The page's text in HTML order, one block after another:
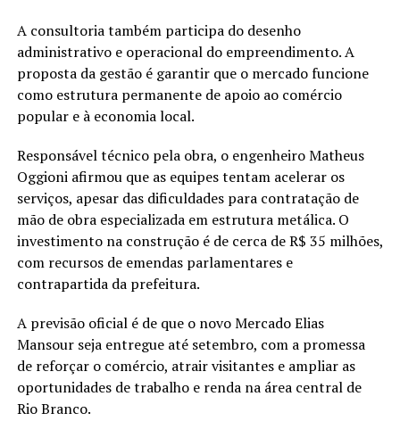
A consultoria também participa do desenho
administrativo e operacional do empreendimento. A
proposta da gestão é garantir que o mercado funcione
como estrutura permanente de apoio ao comércio
popular e à economia local.
Responsável técnico pela obra, o engenheiro Matheus
Oggioni afirmou que as equipes tentam acelerar os
serviços, apesar das dificuldades para contratação de
mão de obra especializada em estrutura metálica. O
investimento na construção é de cerca de R$ 35 milhões,
com recursos de emendas parlamentares e
contrapartida da prefeitura.
A previsão oficial é de que o novo Mercado Elias
Mansour seja entregue até setembro, com a promessa
de reforçar o comércio, atrair visitantes e ampliar as
oportunidades de trabalho e renda na área central de
Rio Branco.